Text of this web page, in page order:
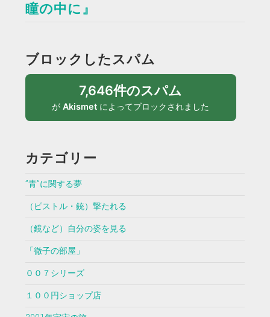
瞳の中に』
ブロックしたスパム
7,646件のスパム
がAkismet によってブロックされました
カテゴリー
”青”に関する夢
（ピストル・銃）撃たれる
（鏡など）自分の姿を見る
「徹子の部屋」
００７シリーズ
１００円ショップ店